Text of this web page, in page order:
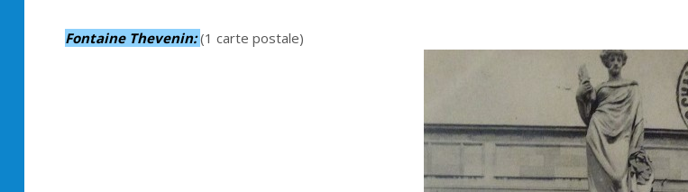
Fontaine Thevenin:(1 carte postale)